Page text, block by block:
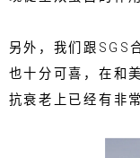
另外，我们跟SGS
也十分可喜，在和
抗衰老上已经有非